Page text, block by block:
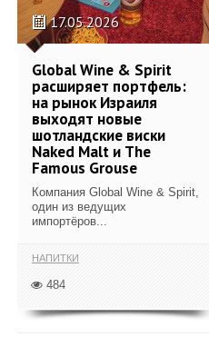
17.05.2026
Global Wine & Spirit
расширяет портфель:
на рынок Израиля
выходят новые
шотландские виски
Naked Malt и The
Famous Grouse
Компания Global Wine & Spirit,
один из ведущих
импортёров...
НАПИТКИ
484